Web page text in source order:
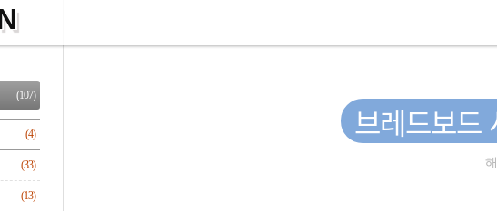
브레드보드
(107)
(4)
(33)
(13)